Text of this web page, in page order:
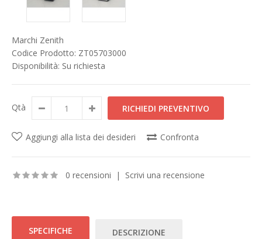
Marchi Zenith
Codice Prodotto: ZT05703000
Disponibilità: Su richiesta
Qtà
Aggiungi alla lista dei desideri Confronta
0 recensioni | Scrivi una recensione
SPECIFICHE DESCRIZIONE